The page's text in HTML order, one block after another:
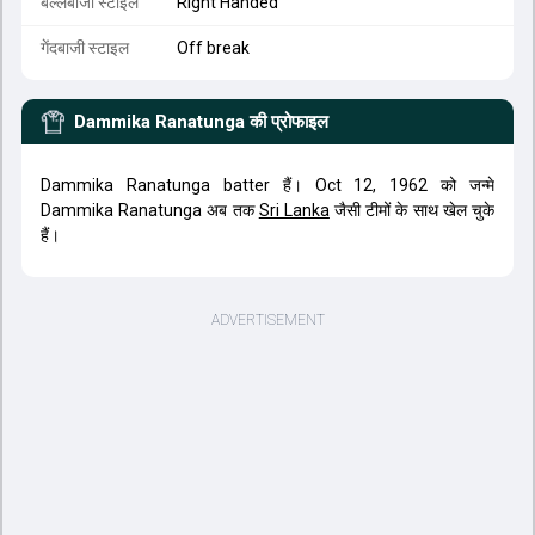
गेंदबाजी स्टाइल Off break
Dammika Ranatunga की प्रोफाइल
Dammika Ranatunga batter हैं। Oct 12, 1962 को जन्मे
Dammika Ranatunga अब तकSri Lanka जैसी टीमों के साथ खेल चुके
हैं।